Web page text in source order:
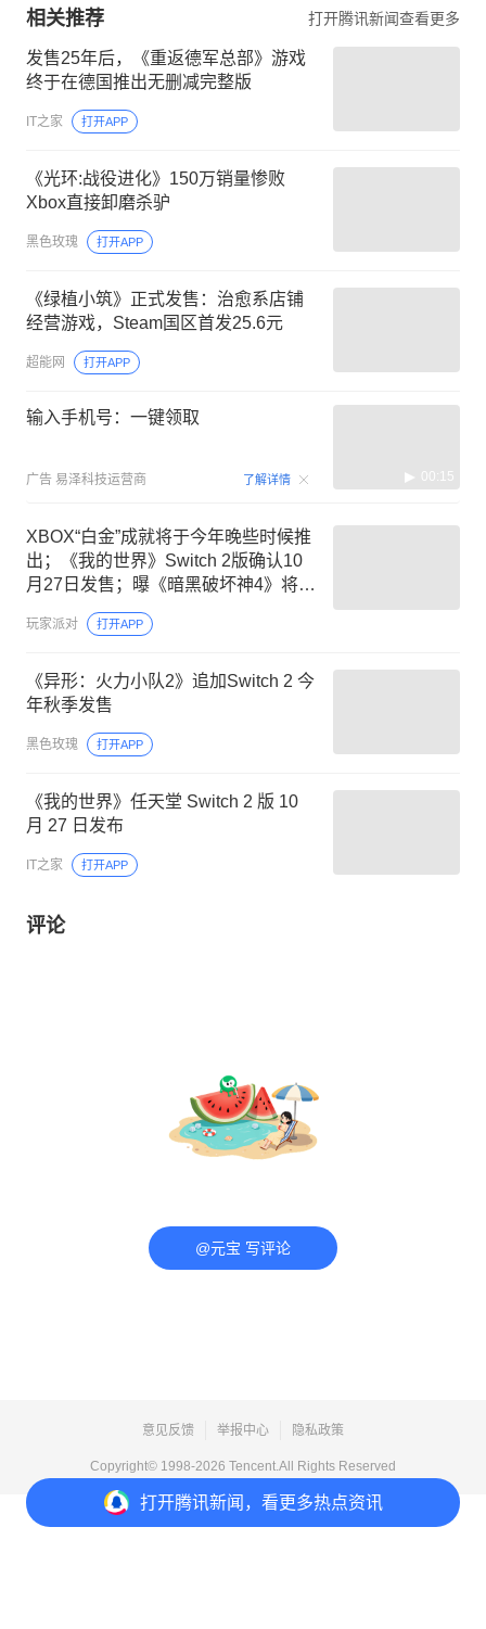
打开腾讯新闻，看更多热点资讯
相关推荐 打开腾讯新闻查看更多
发售25年后，《重返德军总部》游戏
终于在德国推出无删减完整版
IT之家 打开APP
《光环:战役进化》150万销量惨败
Xbox直接卸磨杀驴
黑色玫瑰 打开APP
《绿植小筑》正式发售：治愈系店铺
经营游戏，Steam国区首发25.6元
超能网 打开APP
输入手机号：一键领取
广告 易泽科技运营商 了解详情 00:15
XBOX“白金”成就将于今年晚些时候推
出；《我的世界》Switch 2版确认10
月27日发售；曝《暗黑破坏神4》将于
9月登陆Switch 2
玩家派对 打开APP
《异形：火力小队2》追加Switch 2 今
年秋季发售
黑色玫瑰 打开APP
《我的世界》任天堂 Switch 2 版 10
月 27 日发布
IT之家 打开APP
评论
@元宝 写评论
意见反馈 举报中心 隐私政策
Copyright© 1998-2026 Tencent.All Rights Reserved